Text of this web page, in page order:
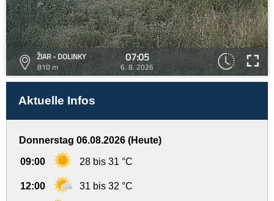
ŽIAR - DOLINKY
810 m
07:05
6. 8. 2026
Aktuelle Infos
Donnerstag 06.08.2026 (Heute)
09:00 28 bis 31 °C
12:00 31 bis 32 °C